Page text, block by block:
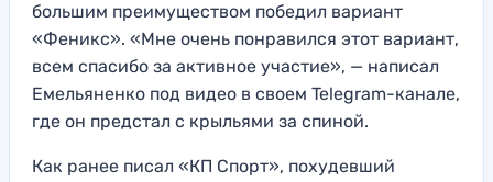
большим преимуществом победил вариант
«Феникс». «Мне очень понравился этот вариант,
всем спасибо за активное участие», — написал
Емельяненко под видео в своем Telegram-канале,
где он предстал с крыльями за спиной.
Как ранее писал «КП Спорт», похудевший